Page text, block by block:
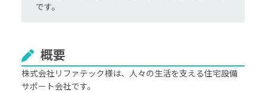
です。
概要
株式会社リファテック様は、⼈々の⽣活を⽀える住宅設備
サポート会社です。